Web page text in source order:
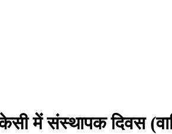
में संस्थापक दिवस